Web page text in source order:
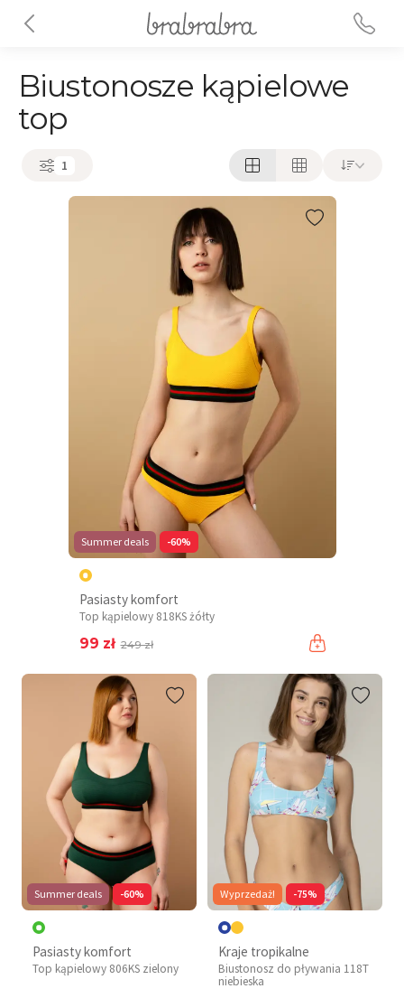
Biustonosze kąpielowe
top
1
Summer deals -60%
Pasiasty komfort
Top kąpielowy 818KS żółty
99 zł 249 zł
Summer deals -60%
Pasiasty komfort
Top kąpielowy 806KS zielony
Wyprzedaż! -75%
Kraje tropikalne
Biustonosz do pływania 118T
niebieska